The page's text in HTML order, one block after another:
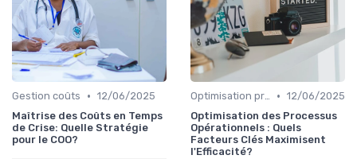
Gestion coûts • 12/06/2025
Maîtrise des Coûts en Temps
de Crise: Quelle Stratégie
pour le COO?
Optimisation processus • 12/06/2025
Optimisation des Processus
Opérationnels : Quels
Facteurs Clés Maximisent
l'Efficacité?